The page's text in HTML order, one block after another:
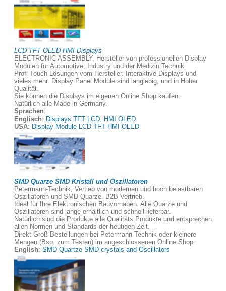
LCD TFT OLED HMI Displays
ELECTRONIC ASSEMBLY, Hersteller von professionellen Display
Modulen für Automotive, Industry und der Medizin Technik.
Profi Touch Lösungen vom Hersteller. Interaktive Displays und
vieles mehr. Display Panel Module sind langlebig, und in Hoher
Qualität.
Sie können die Displays im eigenen Online Shop kaufen.
Natürlich alle Made in Germany.
Sprachen:
Englisch: Displays TFT LCD, HMI OLED
USA: Display Module LCD TFT HMI OLED
SMD Quarze SMD Kristall und Oszillatoren
Petermann-Technik, Vertieb von modernen und hoch belastbaren
Oszillatoren und SMD Quarze. B2B Vertrieb.
Ideal für Ihre Elektronischen Bauvorhaben. Alle Quarze und
Oszillatoren sind lange erhältlich und schnell lieferbar.
Natürlich sind die Produkte alle Qualitäts Produkte und entsprechen
allen Normen und Standards der heutigen Zeit.
Direkt Groß Bestellungen bei Petermann-Technik oder kleinere
Mengen (Bsp. zum Testen) im angeschlossenen Online Shop.
English: SMD Quartze SMD crystals and Oscillators